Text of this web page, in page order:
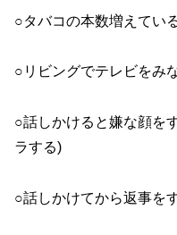
○タバコの本数増えてい
○リビングでテレビをみ
○話しかけると嫌な顔を
ラする)
○話しかけてから返事を